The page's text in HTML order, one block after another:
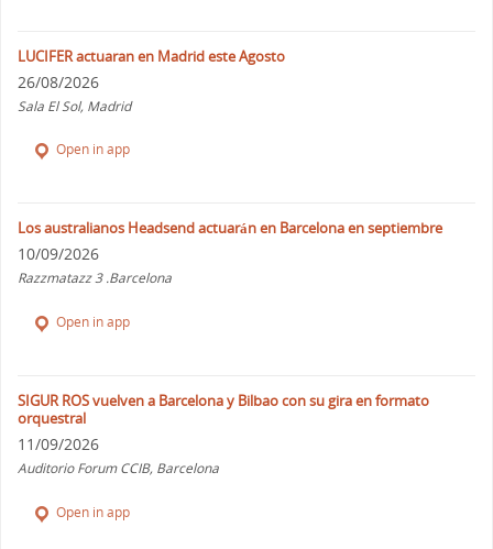
LUCIFER actuaran en Madrid este Agosto
26/08/2026
Sala El Sol, Madrid
Open in app
Los australianos Headsend actuarán en Barcelona en septiembre
10/09/2026
Razzmatazz 3 .Barcelona
Open in app
SIGUR ROS vuelven a Barcelona y Bilbao con su gira en formato
orquestral
11/09/2026
Auditorio Forum CCIB, Barcelona
Open in app